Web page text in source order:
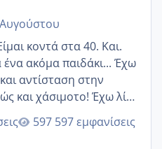
κοντά στα 40. Και.
ακόμα παιδάκι... Έχω
αντίσταση στην
και χάσιμοτο! Έχω λίγα
και όσο κ αν προσπαθώ
ακόμη
597 εμφανίσεις